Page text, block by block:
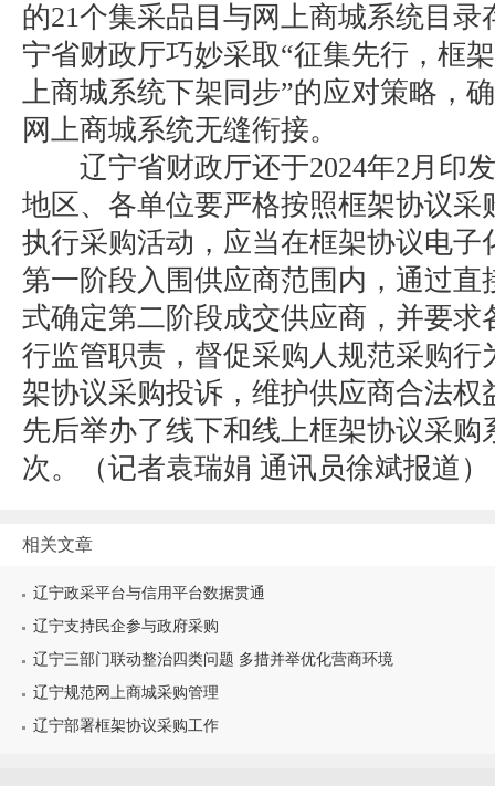
的21个集采品目与网上商城系统目
宁省财政厅巧妙采取“征集先行，框
上商城系统下架同步”的应对策略，
网上商城系统无缝衔接。
辽宁省财政厅还于2024年2月印
地区、各单位要严格按照框架协议采
执行采购活动，应当在框架协议电子
第一阶段入围供应商范围内，通过直
式确定第二阶段成交供应商，并要求
行监管职责，督促采购人规范采购行
架协议采购投诉，维护供应商合法权
先后举办了线下和线上框架协议采购
次。（记者袁瑞娟 通讯员徐斌报道）
相关文章
辽宁政采平台与信用平台数据贯通
辽宁支持民企参与政府采购
辽宁三部门联动整治四类问题 多措并举优化营商环境
辽宁规范网上商城采购管理
辽宁部署框架协议采购工作